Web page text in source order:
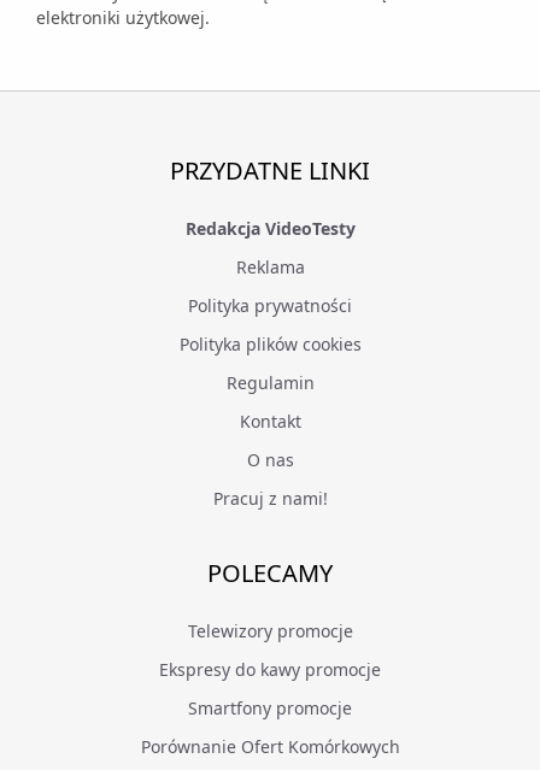
elektroniki użytkowej.
PRZYDATNE LINKI
Redakcja VideoTesty
Reklama
Polityka prywatności
Polityka plików cookies
Regulamin
Kontakt
O nas
Pracuj z nami!
POLECAMY
Telewizory promocje
Ekspresy do kawy promocje
Smartfony promocje
Porównanie Ofert Komórkowych